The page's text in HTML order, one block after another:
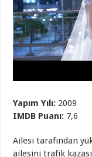
Yapım Yılı: 2009
IMDB Puanı: 7,6
Ailesi tarafından
ailesini trafik